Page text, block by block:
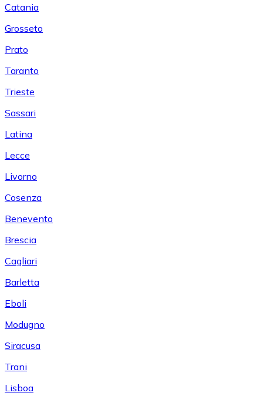
Catania
Grosseto
Prato
Taranto
Trieste
Sassari
Latina
Lecce
Livorno
Cosenza
Benevento
Brescia
Cagliari
Barletta
Eboli
Modugno
Siracusa
Trani
Lisboa